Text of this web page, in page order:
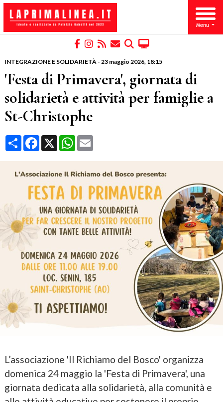
INTEGRAZIONE E SOLIDARIETÀ- 23 maggio 2026, 18:15
'Festa di Primavera', giornata di
solidarietà e attività per famiglie a
St-Christophe
CondividiFacebook
X WhatsApp
Email
L’associazione 'Il Richiamo del Bosco' organizza
domenica 24 maggio la 'Festa di Primavera', una
giornata dedicata alla solidarietà, alla comunità e